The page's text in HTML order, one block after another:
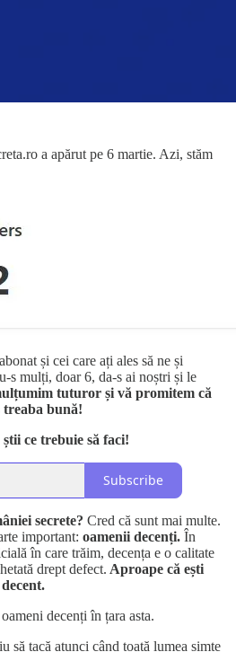
a apărut pe 6 martie. Azi, stăm
și cei care ați ales să ne și
s mulți, doar 6, da-s ai noștri și le
tuturor și vă promitem că
treaba bună!
ce trebuie să faci!
Subscribe
secrete? Cred că sunt mai multe.
important: oamenii decenți. În
în care trăim, decența e o calitate
drept defect. Aproape că ești
decenți în țara asta.
să tacă atunci când toată lumea simte